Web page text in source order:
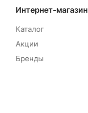
Интернет-магазин
Каталог
Акции
Бренды